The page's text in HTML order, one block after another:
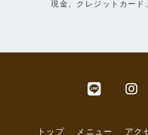
現金、クレジットカード
トップ メニュー アク